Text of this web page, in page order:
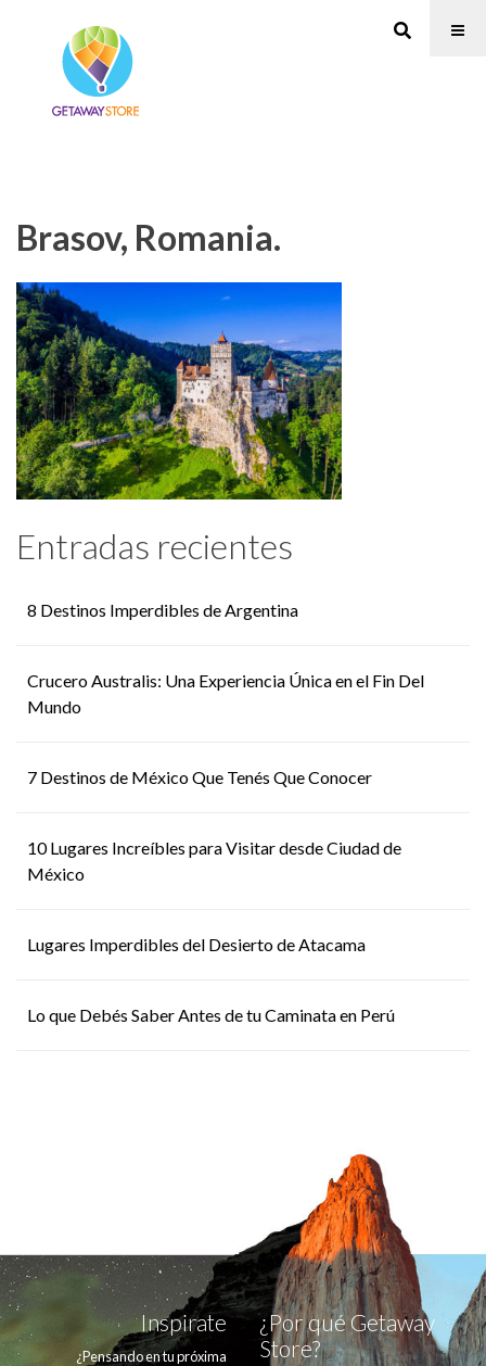
Brasov, Romania.
Entradas recientes
8 Destinos Imperdibles de Argentina
Crucero Australis: Una Experiencia Única en el Fin Del
Mundo
7 Destinos de México Que Tenés Que Conocer
10 Lugares Increíbles para Visitar desde Ciudad de
México
Lugares Imperdibles del Desierto de Atacama
Lo que Debés Saber Antes de tu Caminata en Perú
Inspirate
¿Pensando en tu próxima
¿Por qué Getaway
Store?